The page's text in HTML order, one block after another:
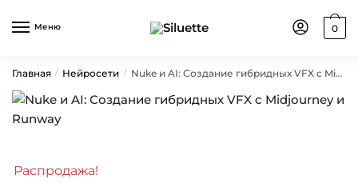
Меню 0
Главная / Нейросети / Nuke и AI: Создание гибридных VFX с Midjourney и Runway
Распродажа!